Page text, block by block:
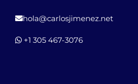
hola@carlosjimenez.net
+1 305 467-3076